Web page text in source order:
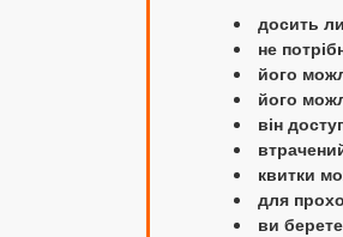
досить
не
його
його
він
квитки
для
ви